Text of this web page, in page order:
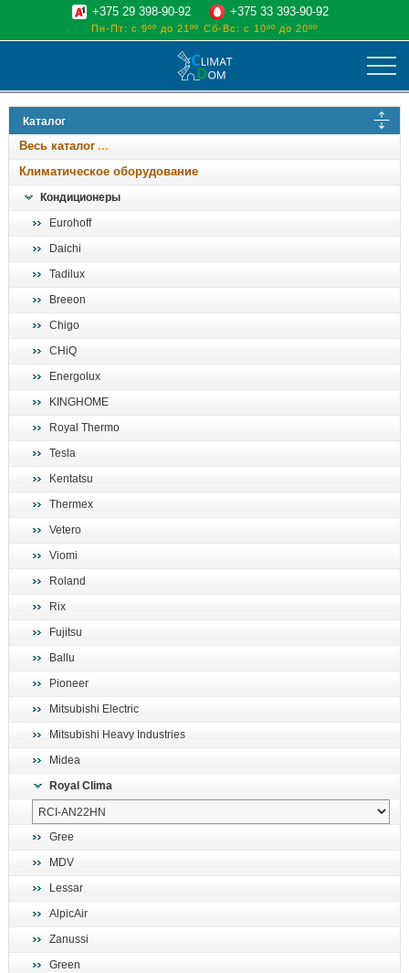
климат
отопительные котлы
водоснабжение
+375 29 398-90-92 +375 33 393-90-92
Пн-Пт: с 9ºº до 21ºº Сб-Вс: с 10ºº до 20ºº
Каталог
Весь каталог
Климатическое оборудование
Кондиционеры
Eurohoff
Daichi
Tadilux
Breeon
Chigo
CHiQ
Energolux
KINGHOME
Royal Thermo
Tesla
Kentatsu
Thermex
Vetero
Viomi
Roland
Rix
Fujitsu
Ballu
Pioneer
Mitsubishi Electric
Mitsubishi Heavy Industries
Midea
Royal Clima
Gree
MDV
Lessar
AlpicAir
Zanussi
Green